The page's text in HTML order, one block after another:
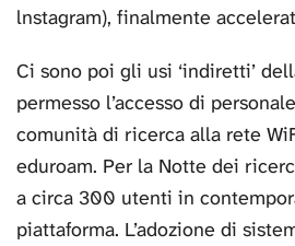
lnstagram), finalmente
Ci sono poi gli usi ‘indiretti’
permesso l’accesso di
comunità di ricerca alla rete
eduroam. Per la Notte dei
a circa 300 utenti in
piattaforma. L’adozione di